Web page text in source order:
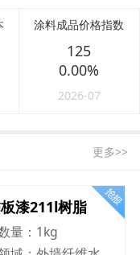
涂料成品价格指数
125
0.00%
2026-07
更多>>
漆211l树脂
量： 1kg